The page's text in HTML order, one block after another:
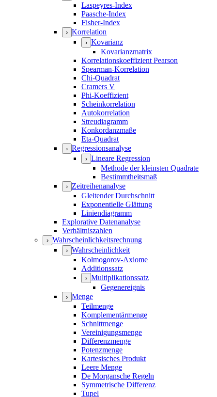
Laspeyres-Index
Paasche-Index
Fisher-Index
› Korrelation
› Kovarianz
Kovarianzmatrix
Korrelationskoeffizient Pearson
Spearman-Korrelation
Chi-Quadrat
Cramers V
Phi-Koeffizient
Scheinkorrelation
Autokorrelation
Streudiagramm
Konkordanzmaße
Eta-Quadrat
› Regressionsanalyse
› Lineare Regression
Methode der kleinsten Quadrate
Bestimmtheitsmaß
› Zeitreihenanalyse
Gleitender Durchschnitt
Exponentielle Glättung
Liniendiagramm
Explorative Datenanalyse
Verhältniszahlen
› Wahrscheinlichkeitsrechnung
› Wahrscheinlichkeit
Kolmogorov-Axiome
Additionssatz
› Multiplikationssatz
Gegenereignis
› Menge
Teilmenge
Komplementärmenge
Schnittmenge
Vereinigungsmenge
Differenzmenge
Potenzmenge
Kartesisches Produkt
Leere Menge
De Morgansche Regeln
Symmetrische Differenz
Tupel